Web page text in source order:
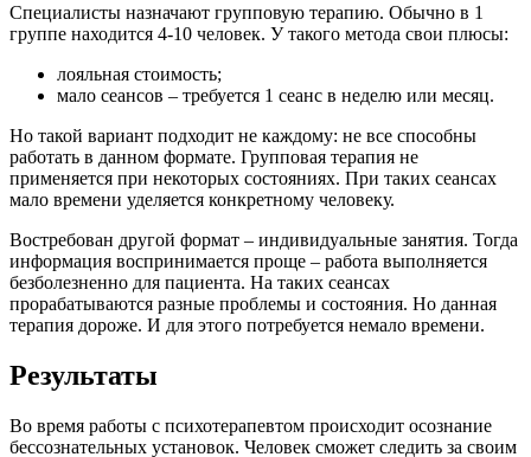
Специалисты назначают групповую терапию. Обычно в 1
группе находится 4-10 человек. У такого метода свои плюсы:
лояльная стоимость;
мало сеансов – требуется 1 сеанс в неделю или месяц.
Но такой вариант подходит не каждому: не все способны
работать в данном формате. Групповая терапия не
применяется при некоторых состояниях. При таких сеансах
мало времени уделяется конкретному человеку.
Востребован другой формат – индивидуальные занятия. Тогда
информация воспринимается проще – работа выполняется
безболезненно для пациента. На таких сеансах
прорабатываются разные проблемы и состояния. Но данная
терапия дороже. И для этого потребуется немало времени.
Результаты
Во время работы с психотерапевтом происходит осознание
бессознательных установок. Человек сможет следить за своим